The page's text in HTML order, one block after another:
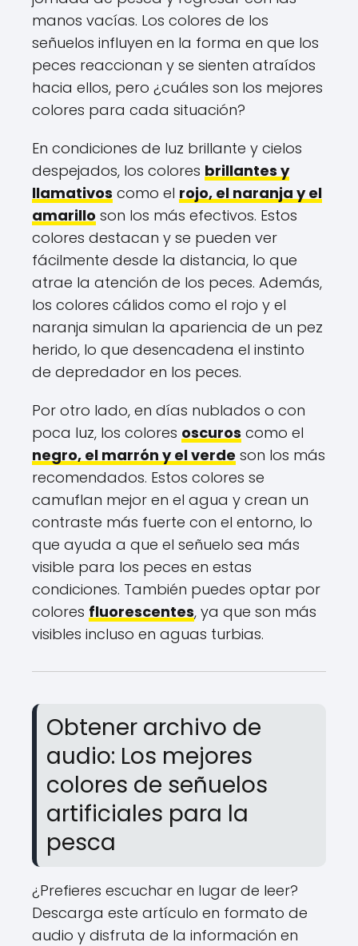
manos vacías. Los colores de los
señuelos influyen en la forma en que los
peces reaccionan y se sienten atraídos
hacia ellos, pero ¿cuáles son los mejores
colores para cada situación?
En condiciones de luz brillante y cielos
despejados, los colores brillantes y
llamativos como el rojo, el naranja y el
amarillo son los más efectivos. Estos
colores destacan y se pueden ver
fácilmente desde la distancia, lo que
atrae la atención de los peces. Además,
los colores cálidos como el rojo y el
naranja simulan la apariencia de un pez
herido, lo que desencadena el instinto
de depredador en los peces.
Por otro lado, en días nublados o con
poca luz, los colores oscuros como el
negro, el marrón y el verde son los más
recomendados. Estos colores se
camuflan mejor en el agua y crean un
contraste más fuerte con el entorno, lo
que ayuda a que el señuelo sea más
visible para los peces en estas
condiciones. También puedes optar por
colores fluorescentes, ya que son más
visibles incluso en aguas turbias.
Obtener archivo de
audio: Los mejores
colores de señuelos
artificiales para la
pesca
¿Prefieres escuchar en lugar de leer?
Descarga este artículo en formato de
audio y disfruta de la información en